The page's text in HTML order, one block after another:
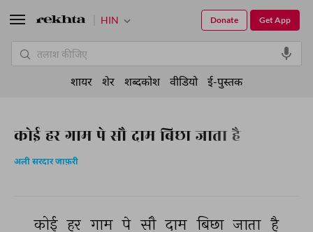
कोई हर गाम पे सौ दाम बिछा जाता है
अली सरदार जाफ़री
कोई हर गाम पे सौ दाम बिछा जाता है
HIN Get App
Donate
शायर शेर शब्दकोश वीडियो ई-पुस्तक